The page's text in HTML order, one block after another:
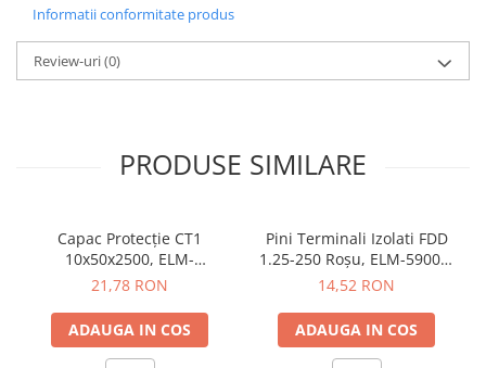
Prize
Prize de difuzor
Sonerii
Suporturi de fixare
Termostate
Variator de tensiune
Informatii conformitate produs
Review-uri(0)
PRODUSE SIMILARE
Capac Protecție CT1
10x50x2500, ELM-
56050825C, Elmark
21,78 RON
ADAUGA IN COS
Pini Terminali Izolati FDD
1.25-250 Roșu, ELM-59006,
Elmark
14,52 RON
ADAUGA IN COS